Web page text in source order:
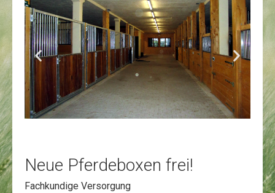
Neue Pferdeboxen frei!
Fachkundige Versorgung